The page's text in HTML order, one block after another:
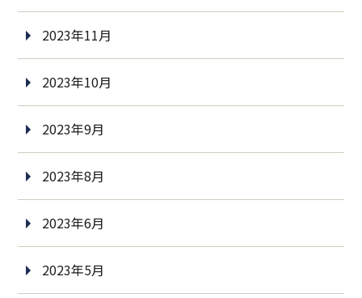
2023年11月
2023年10月
2023年9月
2023年8月
2023年6月
2023年5月